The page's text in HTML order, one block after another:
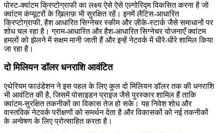
पोस्ट-क्वांटम क्रिप्टोग्राफी का लक्ष्य ऐसे ऐसे एल्गोरिद्म विकसित करना है जो
क्वांटम कंप्यूटरों के ख़िलाफ़ भी सुरक्षित रहें। इनमें लैटिस-आधारित
क्रिप्टोग्राफी, हैश आधारित सिग्नेचर स्कीम और ज़ीके-स्टार्क जैसे समाधानों पर
शोध चल रहा है। ग्राम-आधारित और हैश-आधारित सिग्नेचर योजनाएँ क्वांटम
हमलों को झेलने में सक्षम मानी जाती हैं और इन्हें नेटवर्क में धीरे-धीरे शामिल किया
जा रहा है।
दो मिलियन डॉलर धनराशि आवंटित
एथेरियम फाउंडेशन ने इस पहल के लिए कुल दो मिलियन डॉलर तक की धनराशि
भी आवंटित की है, जिसमें पोसाइडन प्राइज जैसे पुरस्कार शामिल हैं ताकि
क्वांटम-सुरक्षित तकनीकों का विकास तेज हो सके। यह निवेश शोध और
वास्तविक नेटवर्क परीक्षणों को समर्थन देता है और विकासकों को नई तकनीकों
के अन्वेषण के लिए प्रोत्साहित करता है।